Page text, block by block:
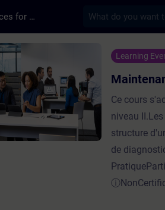
Training Services for Digital Industries
- Maintenance PCS
Learning
Ce cours
niveau
structure
de